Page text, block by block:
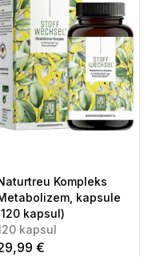
Kompleks
kapsule
kapsul)
kapsul
€